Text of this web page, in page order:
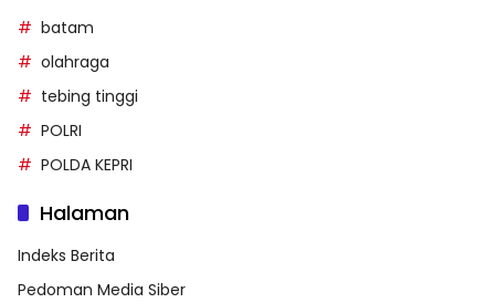
batam
olahraga
tebing tinggi
POLRI
POLDA KEPRI
Halaman
Indeks Berita
Pedoman Media Siber